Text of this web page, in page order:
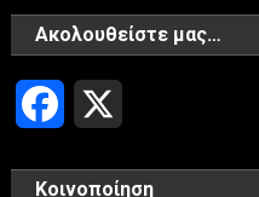
Ακολουθείστε μας…
Facebook
Κοινοποίηση